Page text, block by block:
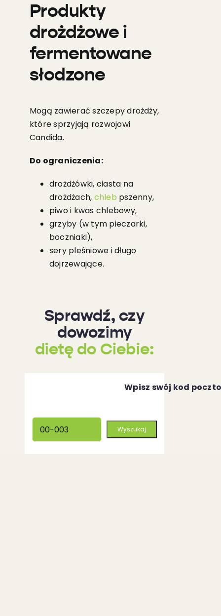
Produkty
drożdżowe i
fermentowane
słodzone
Mogą zawierać szczepy drożdży,
które sprzyjają rozwojowi
Candida.
Do ograniczenia:
drożdżówki, ciasta na
drożdżach, chleb pszenny,
piwo i kwas chlebowy,
grzyby (w tym pieczarki,
boczniaki),
sery pleśniowe i długo
dojrzewające.
Sprawdź, czy
dowozimy
dietę do Ciebie:
Wpisz swój kod